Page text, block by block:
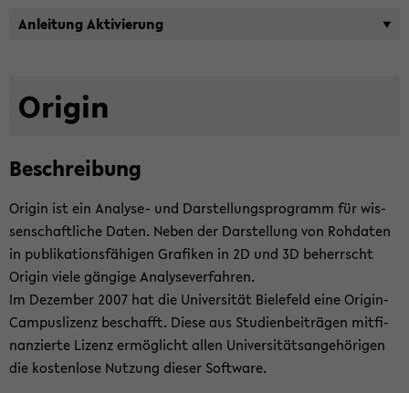
An­lei­tung Ak­ti­vie­rung
Ori­gin
Be­schrei­bung
Ori­gin ist ein Analyse-​ und Dar­stel­lungs­pro­gramm für wis­
sen­schaft­li­che Daten. Neben der Dar­stel­lung von Roh­da­ten
in pu­bli­ka­ti­ons­fä­hi­gen Gra­fi­ken in 2D und 3D be­herrscht
Ori­gin viele gän­gi­ge Ana­ly­se­ver­fah­ren.
Im De­zem­ber 2007 hat die Uni­ver­si­tät Bie­le­feld eine Origin-​
Campuslizenz be­schafft. Diese aus Stu­di­en­bei­trä­gen mit­fi­
nan­zier­te Li­zenz er­mög­licht allen Uni­ver­si­täts­an­ge­hö­ri­gen
die kos­ten­lo­se Nut­zung die­ser Soft­ware.